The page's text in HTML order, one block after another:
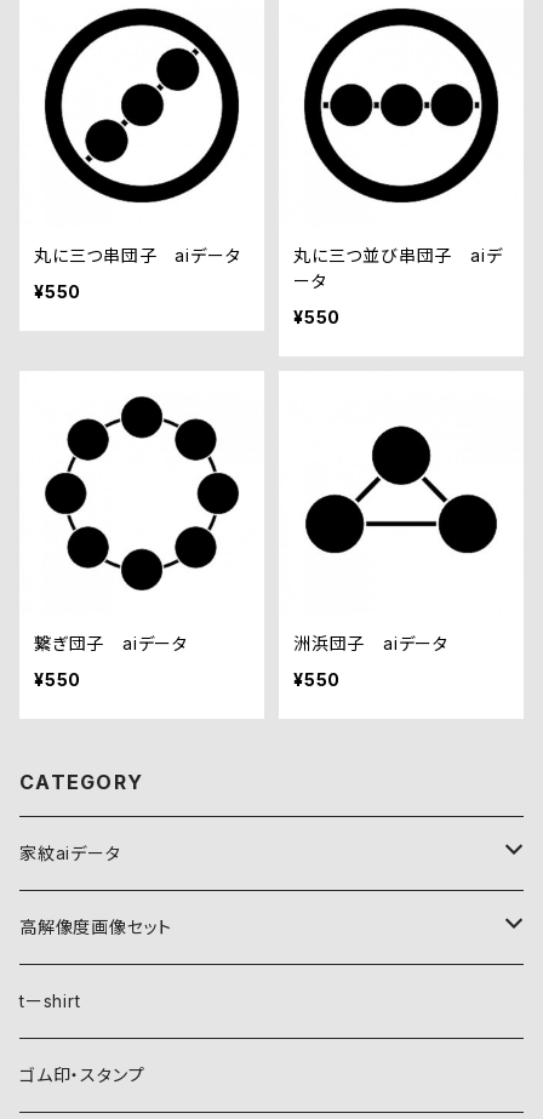
丸に三つ串団子 aiデータ
¥550
丸に三つ並び串団子 aiデ
ータ
¥550
繋ぎ団子 aiデータ
¥550
洲浜団子 aiデータ
¥550
CATEGORY
家紋aiデータ
自然紋
稲妻
霞
植物紋
葵
動物紋
高解像度画像セット
自然紋
稲妻
植物紋
tーshirt
ゴム印・スタンプ